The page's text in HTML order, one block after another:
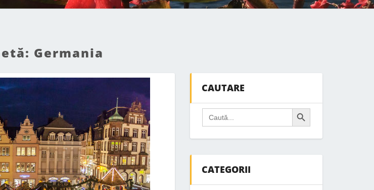
Germania
CAUTARE
Search
for:
Search Button
CATEGORII